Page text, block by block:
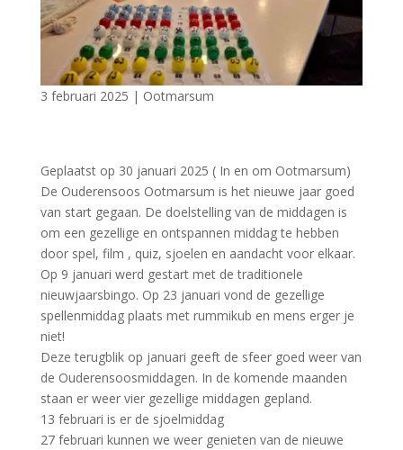
3 februari 2025 | Ootmarsum
Geplaatst op 30 januari 2025 ( In en om Ootmarsum)
De Ouderensoos Ootmarsum is het nieuwe jaar goed
van start gegaan. De doelstelling van de middagen is
om een gezellige en ontspannen middag te hebben
door spel, film , quiz, sjoelen en aandacht voor elkaar.
Op 9 januari werd gestart met de traditionele
nieuwjaarsbingo. Op 23 januari vond de gezellige
spellenmiddag plaats met rummikub en mens erger je
niet!
Deze terugblik op januari geeft de sfeer goed weer van
de Ouderensoosmiddagen. In de komende maanden
staan er weer vier gezellige middagen gepland.
13 februari is er de sjoelmiddag
27 februari kunnen we weer genieten van de nieuwe